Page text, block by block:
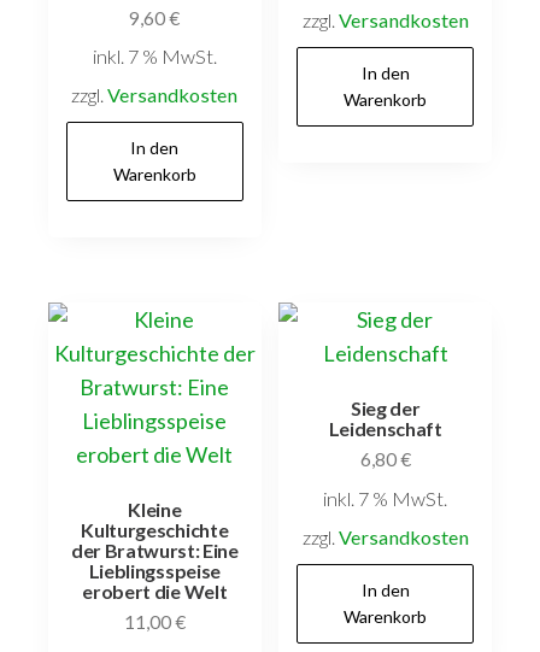
9,60€
inkl. 7 % MwSt.
zzgl.Versandkosten
In den
Warenkorb
zzgl. Versandkosten
In den
Warenkorb
Kleine
Kulturgeschichte
der Bratwurst: Eine
Lieblingsspeise
erobert die Welt
11,00€
Sieg der
Leidenschaft
6,80€
inkl. 7 % MwSt.
zzgl. Versandkosten
In den
Warenkorb